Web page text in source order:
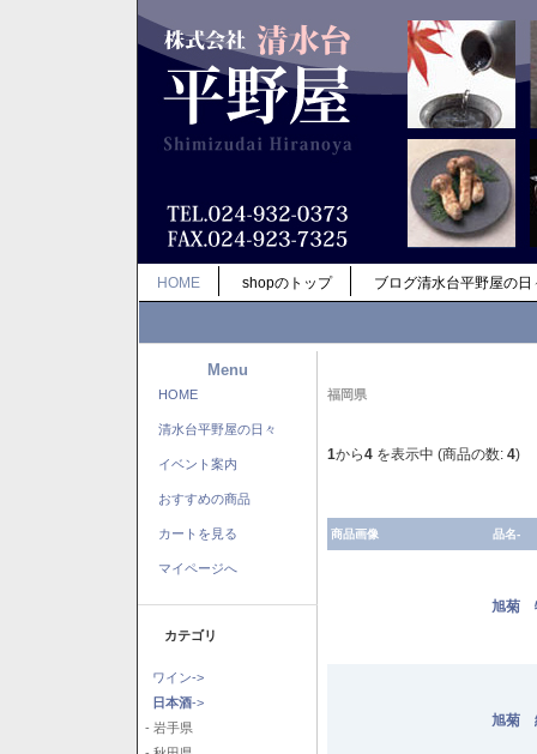
HOME shopのトップ ブログ清水台平野屋の日
Menu
HOME
清水台平野屋の日々
イベント案内
おすすめの商品
カートを見る
マイページへ
カテゴリ
ワイン->
日本酒->
- 岩手県
福岡県
1から4 を表示中 (商品の数: 4)
商品画像 品名-
旭菊
旭菊